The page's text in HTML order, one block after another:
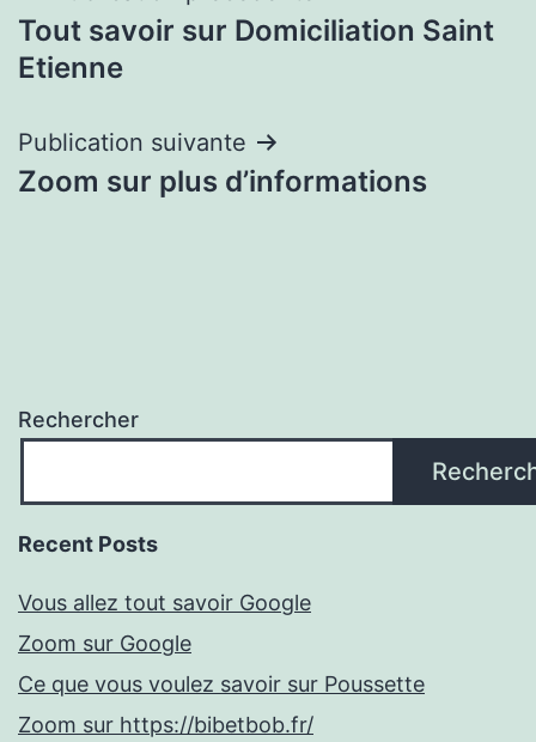
de
Tout savoir sur Domiciliation Saint
Etienne
Publication suivante
Zoom sur plus d’informations
Rechercher
Recent Posts
Vous allez tout savoir Google
Zoom sur Google
Ce que vous voulez savoir sur Poussette
Zoom sur https://bibetbob.fr/